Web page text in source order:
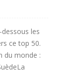
les
ce top 50.
du monde :